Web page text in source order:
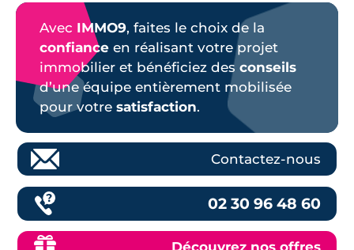
Avec IMMO9, faites le choix de la
confiance en réalisant votre projet
immobilier et bénéficiez des conseils
d’une équipe entièrement mobilisée
pour votre satisfaction.
Contactez-nous
02 30 96 48 60
Découvrez nos offres